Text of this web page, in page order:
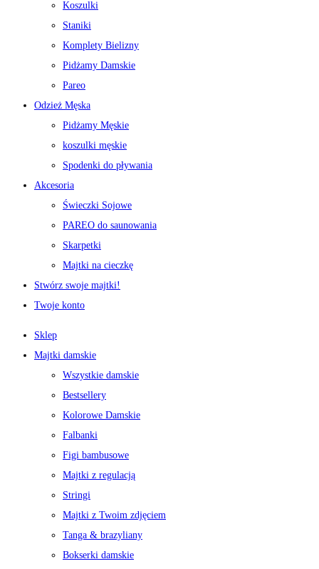
Koszulki
Staniki
Komplety Bielizny
Pidżamy Damskie
Pareo
Odzież Męska
Pidżamy Męskie
koszulki męskie
Spodenki do pływania
Akcesoria
Świeczki Sojowe
PAREO do saunowania
Skarpetki
Majtki na cieczkę
Stwórz swoje majtki!
Twoje konto
Sklep
Majtki damskie
Wszystkie damskie
Bestsellery
Kolorowe Damskie
Falbanki
Figi bambusowe
Majtki z regulacją
Stringi
Majtki z Twoim zdjęciem
Tanga & brazyliany
Bokserki damskie